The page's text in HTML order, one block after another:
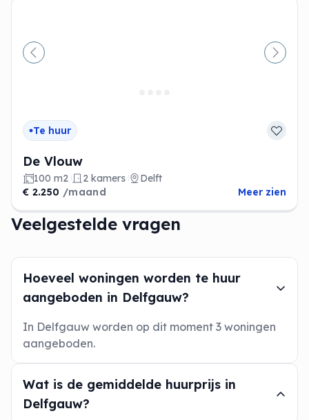
Vorige
Te huur
De Vlouw
100 m2 2 kamers
Delft
€ 2.250 /maand Meer zien
Veelgestelde vragen
Hoeveel woningen worden te huur
aangeboden in Delfgauw?
In Delfgauw worden op dit moment 3 woningen
aangeboden.
Wat is de gemiddelde huurprijs in
Delfgauw?